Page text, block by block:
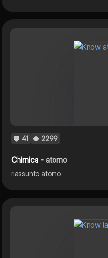
41 2299
Chimica - atomo
riassunto atomo